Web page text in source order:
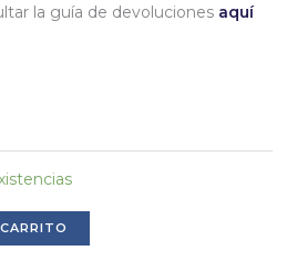
la guía de devoluciones aquí